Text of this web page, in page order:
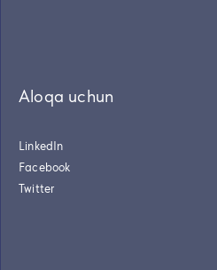
Aloqa uchun
LinkedIn
Facebook
Twitter